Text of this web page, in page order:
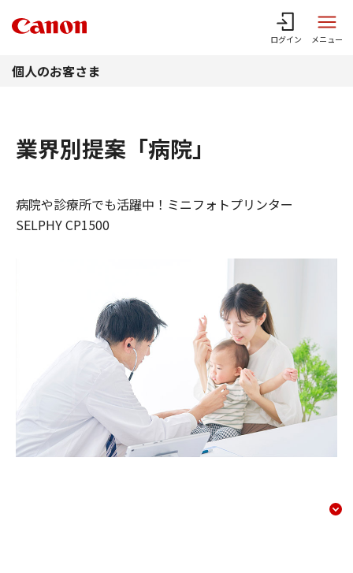
ログイン メニュー
個人のお客さま
業界別提案「病院」
病院や診療所でも活躍中！ミニフォトプリンター
SELPHY CP1500
業界別提案「病院」：ミ